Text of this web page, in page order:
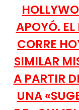
APOYÓ.
CORRE
SIMILAR
A PARTIR
UNA